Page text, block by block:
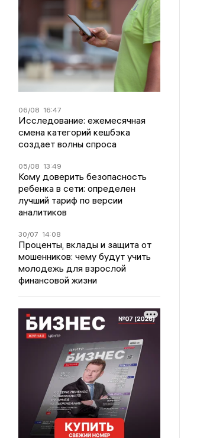
06/08 16:47
Исследование: ежемесячная
смена категорий кешбэка
создает волны спроса
05/08 13:49
Кому доверить безопасность
ребенка в сети: определен
лучший тариф по версии
аналитиков
30/07 14:08
Проценты, вклады и защита от
мошенников: чему будут учить
молодежь для взрослой
финансовой жизни